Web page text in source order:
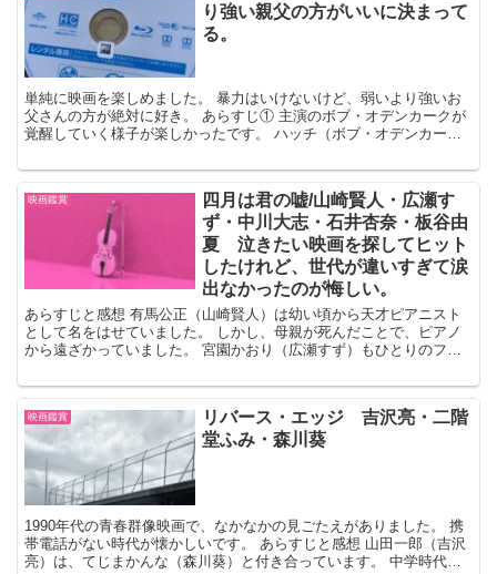
り強い親父の方がいいに決まって
る。
単純に映画を楽しめました。 暴力はいけないけど、弱いより強いお
父さんの方が絶対に好き。 あらすじ① 主演のボブ・オデンカークが
覚醒していく様子が楽しかったです。 ハッチ（ボブ・オデンカー
映画鑑賞
四月は君の嘘/山崎賢人・広瀬す
ず・中川大志・石井杏奈・板谷由
夏 泣きたい映画を探してヒット
したけれど、世代が違いすぎて涙
出なかったのが悔しい。
あらすじと感想 有馬公正（山崎賢人）は幼い頃から天才ピアニスト
として名をはせていました。 しかし、母親が死んだことで、ピアノ
から遠ざかっていました。 宮園かおり（広瀬すず）もひとりのファ
映画鑑賞
リバース・エッジ 吉沢亮・二階
堂ふみ・森川葵
1990年代の青春群像映画で、なかなかの見ごたえがありました。 携
帯電話がない時代が懐かしいです。 あらすじと感想 山田一郎（吉沢
亮）は、てじまかんな（森川葵）と付き合っています。 中学時代か